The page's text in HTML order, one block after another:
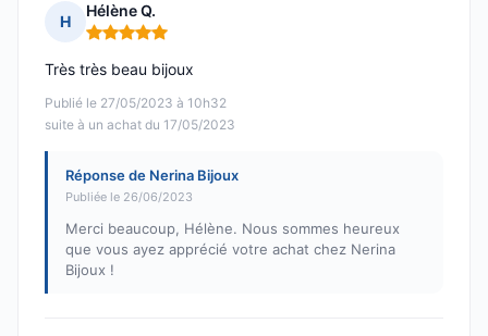
H
Hélène Q.
Note : 5 sur 5
Publié le 27/05/2023 à 10h32
suite à un achat du 17/05/2023
Très très beau bijoux
Réponse de Nerina Bijoux
Publiée le 26/06/2023
Merci beaucoup, Hélène. Nous sommes heureux
que vous ayez apprécié votre achat chez Nerina
Bijoux !